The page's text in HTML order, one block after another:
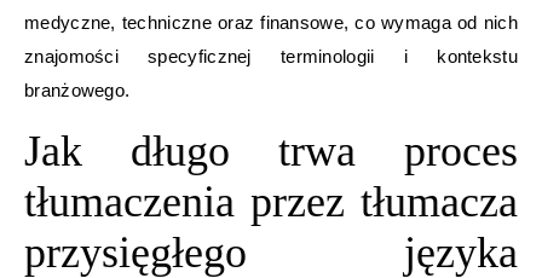
medyczne, techniczne oraz finansowe, co wymaga od nich
znajomości specyficznej terminologii i kontekstu
branżowego.
Jak długo trwa proces
tłumaczenia przez tłumacza
przysięgłego języka